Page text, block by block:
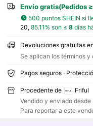
Envío gratis(Pedidos
500 puntos SHEIN si
20, 85.11% son ≤ 8días
Devoluciones gratuitas
Se aplican los términos y
Pagos seguros ·
Procedente de
Friful
Vendido y enviado desde
Para reportar a este